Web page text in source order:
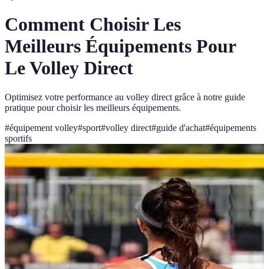
Comment Choisir Les
Meilleurs Équipements Pour
Le Volley Direct
Optimisez votre performance au volley direct grâce à notre guide
pratique pour choisir les meilleurs équipements.
#équipement volley#sport#volley direct#guide d'achat#équipements
sportifs